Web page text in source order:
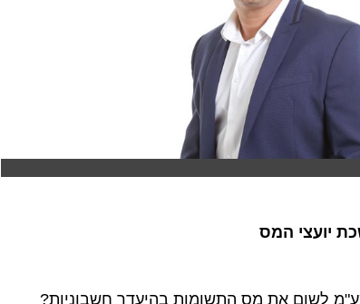
יועצי המס
לשום את מס התשומות בהיעדר חשבוניות?